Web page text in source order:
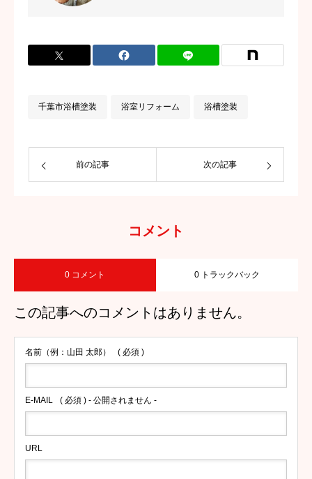
千葉市浴槽塗装 浴室リフォーム 浴槽塗装
前の記事 次の記事
コメント
0 コメント 0 トラックバック
この記事へのコメントはありません。
名前（例：山田 太郎） ( 必須 )
E-MAIL ( 必須 ) - 公開されません -
URL